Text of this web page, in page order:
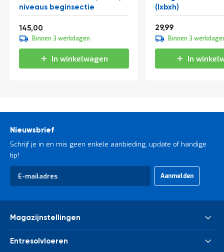
niveaus beginsectie
Vanaf
145,00
Binnen 3 werkdagen
In winkelwagen
(lxbxh)
29,99
Binnen 3
In
Nieuwsbrief
Schrijf je in en mis geen enkele aanbieding, update of handige
tip!
Abonneer
op
Aanmelden
Magazijnstellingen
Entresolvloeren